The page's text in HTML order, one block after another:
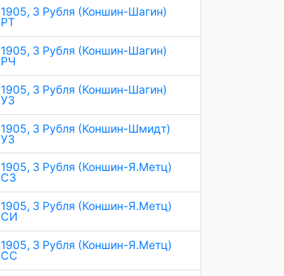
1905, 3 Рубля (Коншин-Шагин)
РТ
1905, 3 Рубля (Коншин-Шагин)
РЧ
1905, 3 Рубля (Коншин-Шагин)
УЗ
1905, 3 Рубля (Коншин-Шмидт)
УЗ
1905, 3 Рубля (Коншин-Я.Метц)
СЗ
1905, 3 Рубля (Коншин-Я.Метц)
СИ
1905, 3 Рубля (Коншин-Я.Метц)
СС